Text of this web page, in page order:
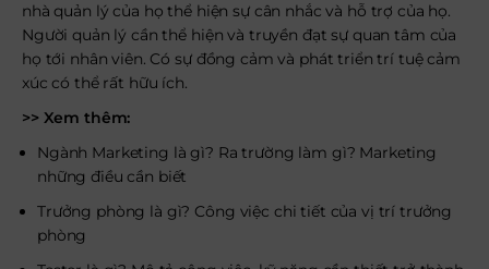
nhà quản lý của họ thể hiện sự cân nhắc và hỗ trợ của họ.
Người quản lý cần thể hiện và truyền đạt sự quan tâm của
họ tới nhân viên. Có sự đồng cảm và phát triển trí tuệ cảm
xúc có thể rất hữu ích.
>> Xem thêm:
Ngành Marketing là gì? Ra trường làm gì? Marketing
những điều cần biết
Trưởng phòng là gì? Công việc chi tiết của vị trí trưởng
phòng